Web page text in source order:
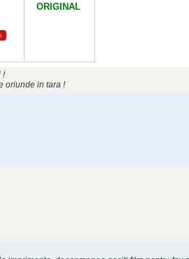
ORIGINAL
!
oriunde in tara !